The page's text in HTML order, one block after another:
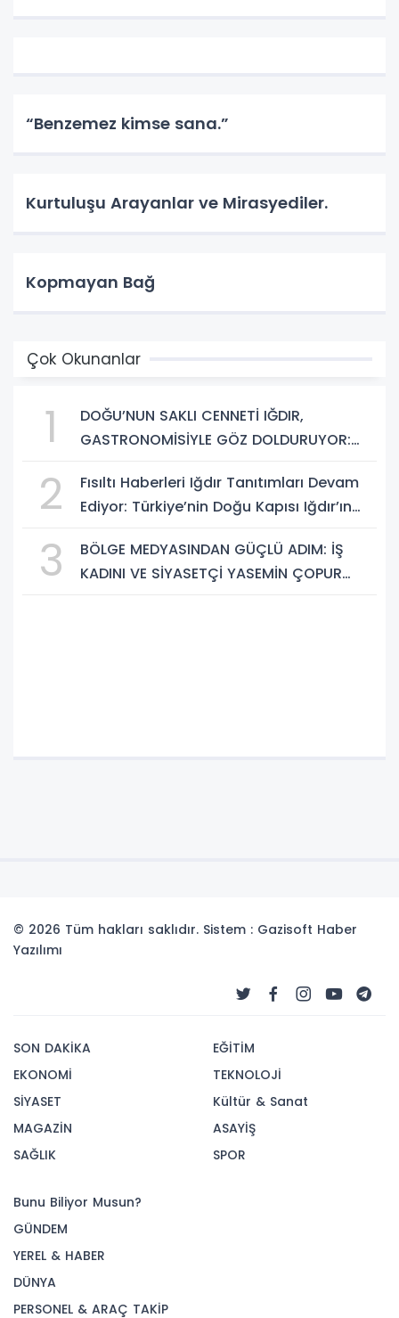
“Benzemez kimse sana.”
Kurtuluşu Arayanlar ve Mirasyediler.
Kopmayan Bağ
Çok Okunanlar
1
DOĞU’NUN SAKLI CENNETİ IĞDIR,
GASTRONOMİSİYLE GÖZ DOLDURUYOR:
BULUŞMA NOKTASI
2
Fısıltı Haberleri Iğdır Tanıtımları Devam
Ediyor: Türkiye’nin Doğu Kapısı Iğdır’ın
3
BÖLGE MEDYASINDAN GÜÇLÜ ADIM: İŞ
KADINI VE SİYASETÇİ YASEMİN ÇOPUR
© 2026 Tüm hakları saklıdır. Sistem : Gazisoft Haber
Yazılımı
SON DAKİKA
EKONOMİ
SİYASET
MAGAZİN
SAĞLIK
EĞİTİM
TEKNOLOJİ
Kültür & Sanat
ASAYİŞ
SPOR
Bunu Biliyor Musun?
GÜNDEM
YEREL & HABER
DÜNYA
PERSONEL & ARAÇ TAKİP